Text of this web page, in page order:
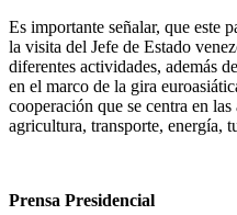
Es importante señalar, que este
la visita del Jefe de Estado
diferentes actividades, además
en el marco de la gira
cooperación que se centra en
agricultura, transporte, energía,
Prensa Presidencial